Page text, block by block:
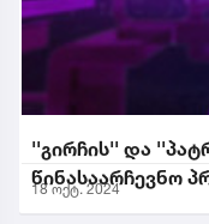
''გირჩის'' და
წინასაარჩევნო
18 ოქტ. 2024